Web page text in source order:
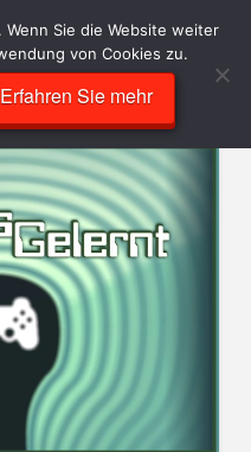
Sie die Website weiter
von Cookies zu.
Erfahren Sie mehr